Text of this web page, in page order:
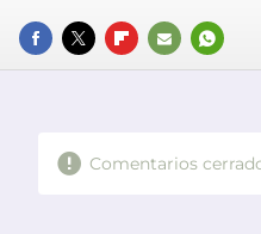
FACEBOOK
TWITTERFLIPBOARD
E-
Comentarios